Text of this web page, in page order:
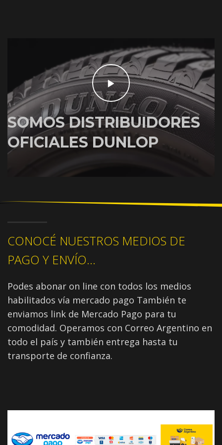
SOMOS DISTRIBUIDORES
OFICIALES DUNLOP
CONOCÉ NUESTROS MEDIOS DE
PAGO Y ENVÍO...
Podes abonar on line con todos los medios
habilitados vía mercado pago También te
enviamos link de Mercado Pago para tu
comodidad. Operamos con Correo Argentino en
todo el país y también entrega hasta tu
transporte de confianza.